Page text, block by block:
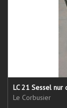
LC 21 Sessel nur
Le Corbusier